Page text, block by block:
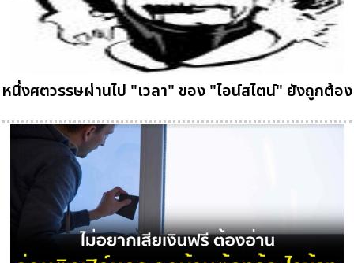
หนึ่งศตวรรษผ่านไป "เวลา" ของ "ไอน์สไตน์" ยังถูกต้อง